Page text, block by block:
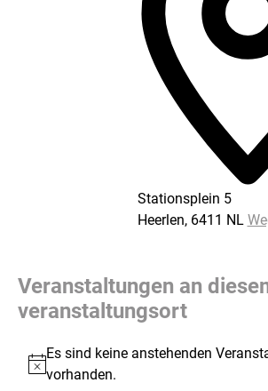
Stationsplein 5
Heerlen, 6411 NL
Veranstaltungen an
veranstaltungsort
Hinweis
Es sind keine anstehenden
vorhanden.